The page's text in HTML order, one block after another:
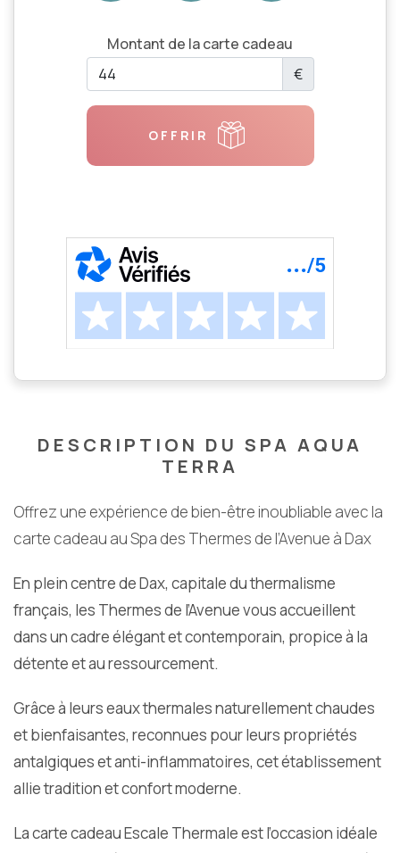
Montant de la carte cadeau
€
OFFRIR
DESCRIPTION DU SPA AQUA
TERRA
Offrez une expérience de bien-être inoubliable avec la
carte cadeau au Spa des Thermes de l’Avenue à Dax
En plein centre de Dax, capitale du thermalisme
français, les Thermes de l’Avenue vous accueillent
dans un cadre élégant et contemporain, propice à la
détente et au ressourcement.
Grâce à leurs eaux thermales naturellement chaudes
et bienfaisantes, reconnues pour leurs propriétés
antalgiques et anti-inflammatoires, cet établissement
allie tradition et confort moderne.
La carte cadeau Escale Thermale est l’occasion idéale